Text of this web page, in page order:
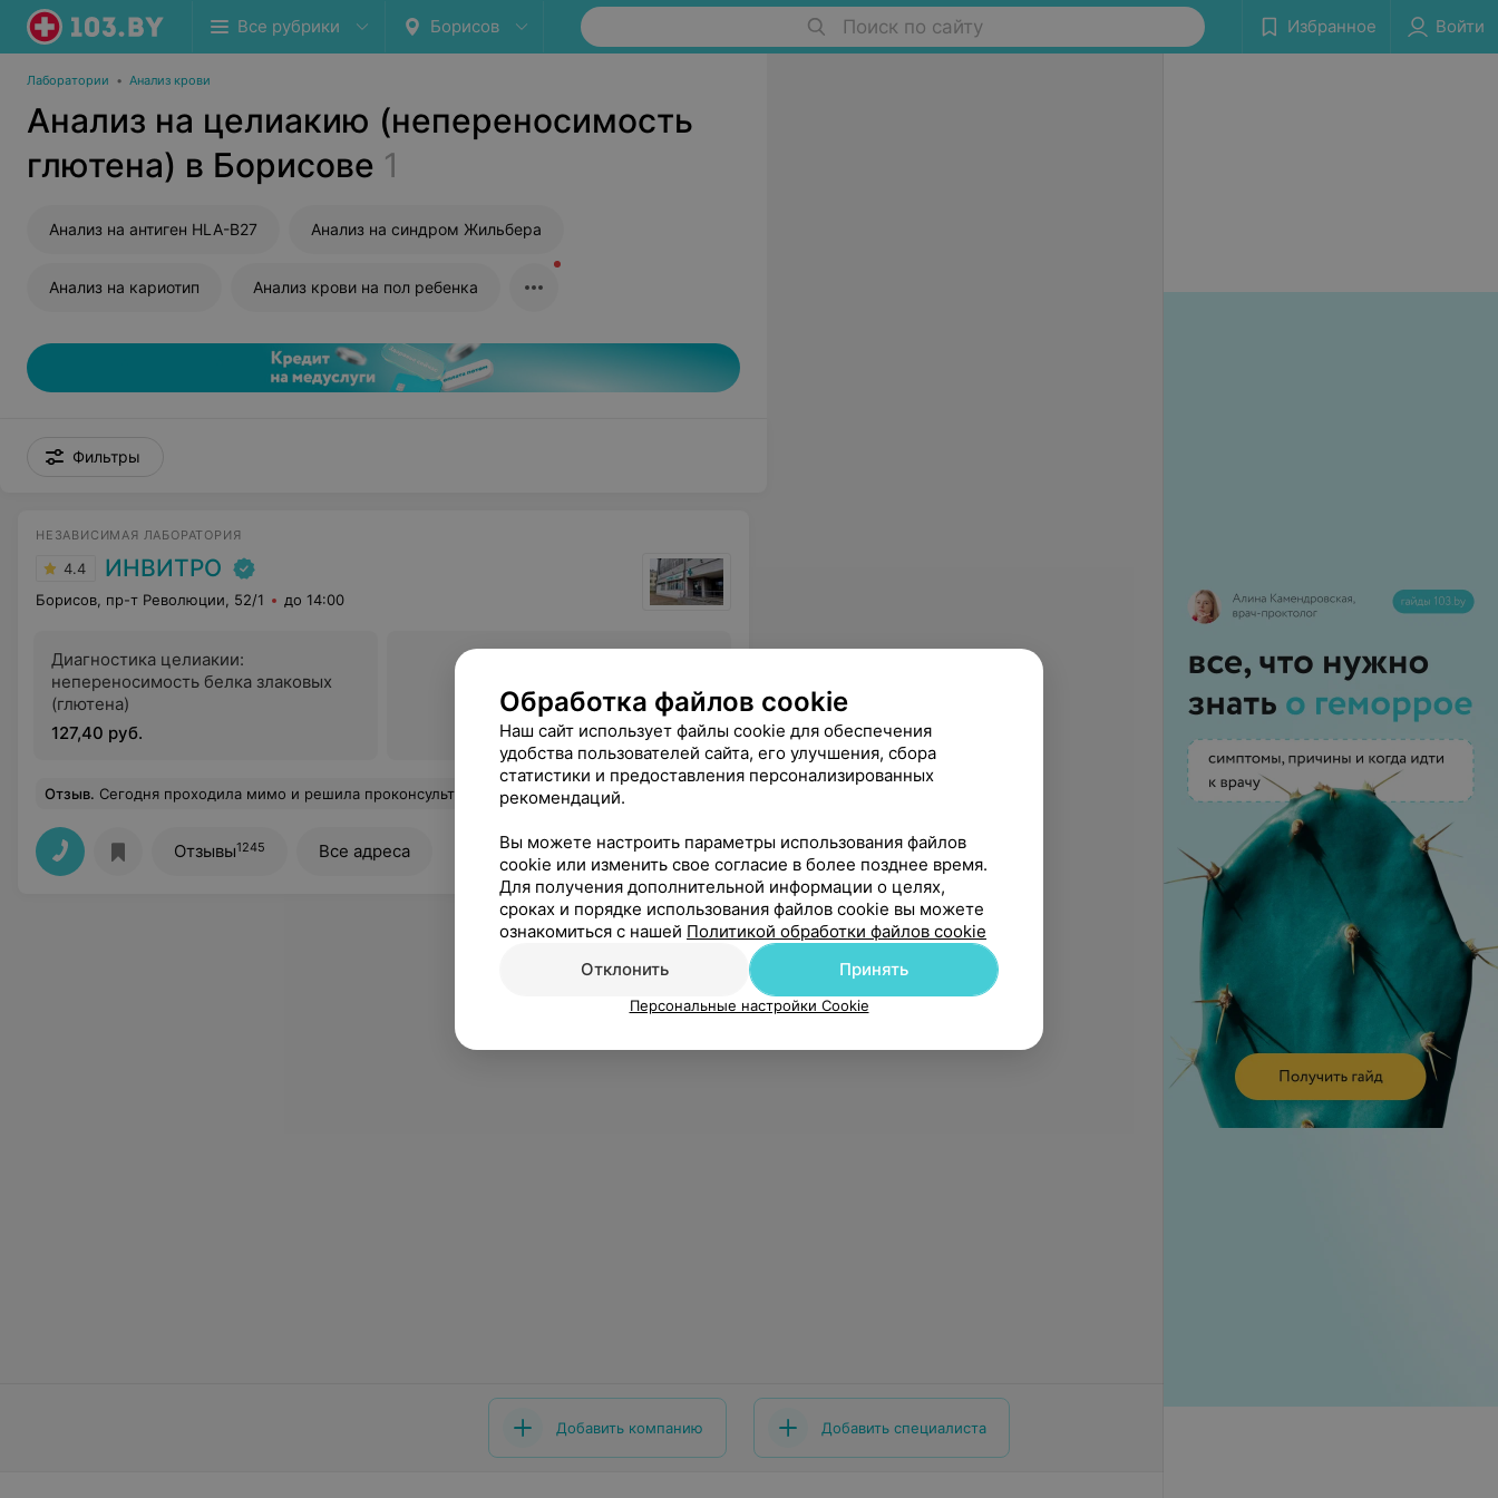
Все рубрики Борисов Поиск по сайту Избранное Войти
Лаборатории • Анализ крови
Анализ на целиакию (непереносимость
глютена) в Борисове 1
Анализ на антиген HLA-B27 Анализ на синдром Жильбера
Анализ на кариотип Анализ крови на пол ребенка
Фильтры
НЕЗАВИСИМАЯ ЛАБОРАТОРИЯ
4.4 ИНВИТРО
Борисов, пр-т Революции, 52/1 до 14:00
Диагностика целиакии:
непереносимость белка злаковых
(глютена)
127,40 руб.
Все цены
Отзыв. Сегодня проходила мимо и решила проконсультироваться по анализа, в том числе узнать стоимость. Девушка на ресепшене объяснила все доступно, предложила распечатку с подготовкой к анализам. В отличие от других мест, не закатывала глаза, когда я переспрашивала (не медику не совсем понятно было). Для анализа мочи предложила контейнеры, что делает более удобным доставку анализа и не надо покупать дополнительно в аптеке. Спасибо большое за такую приветливость и понимание. Обязательно приду сдавать анализы только сюда.
Отзывы1245 Все адреса
Добавить компанию Добавить специалиста
Обработка файлов cookie
Наш сайт использует файлы cookie для обеспечения
удобства пользователей сайта, его улучшения, сбора
статистики и предоставления персонализированных
рекомендаций.
Вы можете настроить параметры использования файлов
cookie или изменить свое согласие в более позднее время.
Для получения дополнительной информации о целях,
сроках и порядке использования файлов cookie вы можете
ознакомиться с нашей Политикой обработки файлов cookie
Отклонить
Принять
Персональные настройки Cookie